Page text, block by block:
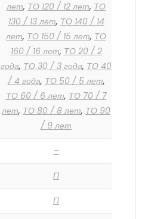
лет, ТО 120 / 12 лет, ТО
130 / 13 лет, ТО 140 / 14
лет, ТО 150 / 15 лет, ТО
160 / 16 лет, ТО 20 / 2
года, ТО 30 / 3 года, ТО 40
/ 4 года, ТО 50 / 5 лет,
ТО 60 / 6 лет, ТО 70 / 7
лет, ТО 80 / 8 лет, ТО 90
/ 9 лет
–
П
П